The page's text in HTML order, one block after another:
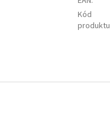
Kód
produktu